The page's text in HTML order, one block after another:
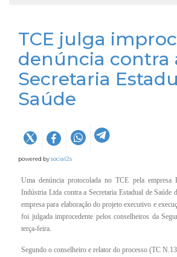
TCE julga
denúncia contra
Secretaria
Saúde
powered bysocial2s
Uma denúncia protocolada no TCE pela empresa
Indústria Ltda contra a Secretaria Estadual de Saúde
empresa para elaboração do projeto executivo e
foi julgada improcedente pelos conselheiros da
terça-feira.
Segundo o conselheiro e relator do processo (TC